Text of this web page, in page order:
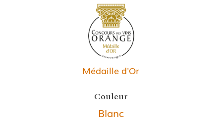
Médaille d'Or
Couleur
Blanc